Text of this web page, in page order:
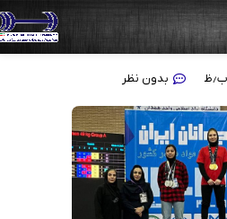
کرمان در چهار وزن نخست
بدون نظر